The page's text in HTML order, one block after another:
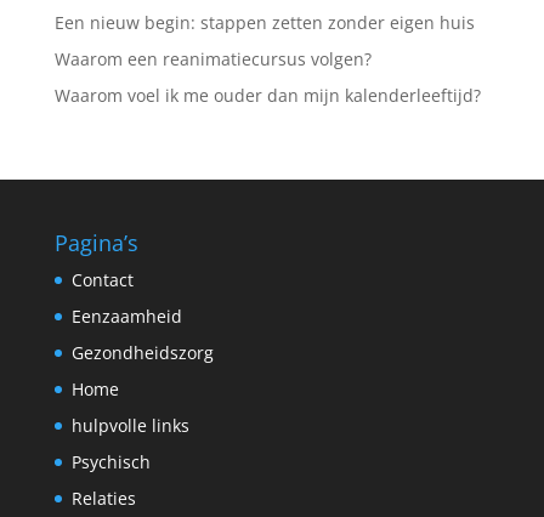
Een nieuw begin: stappen zetten zonder eigen huis
Waarom een reanimatiecursus volgen?
Waarom voel ik me ouder dan mijn kalenderleeftijd?
Pagina’s
Contact
Eenzaamheid
Gezondheidszorg
Home
hulpvolle links
Psychisch
Relaties